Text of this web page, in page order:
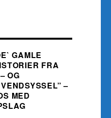
GAMLE
FRA
OG
–
MED